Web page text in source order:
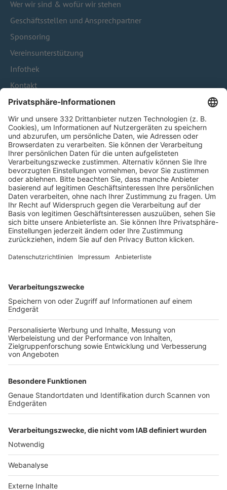
Wer wir sind & wofür wir stehen
Geschäftsstellen und Ansprechpartner
Sponsoring
Vereinsunterstützung
Infothek
Kontakt
HÄUFIG BESUCHTE SEITEN
Pässe und Vereinswechsel
Trainerausbildung
Schulungsangebot Vereinsmitarbeiter
BFV-Geschäftsstellen
Trainerbörse
Login SpielPlus
FOLGE DEM BFV
TOP-VEREINE
TOP-PARTNER
Nutzungsbedingungen Datenschutz Impressum